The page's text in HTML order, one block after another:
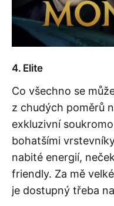
4. Elite
Co všechno se
z chudých poměrů
exkluzivní
bohatšími
nabité energií,
friendly. Za mě
je dostupný třeba